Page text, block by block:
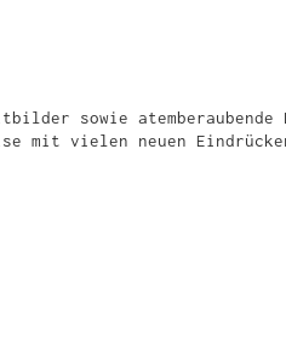
sowie
mit vielen neuen